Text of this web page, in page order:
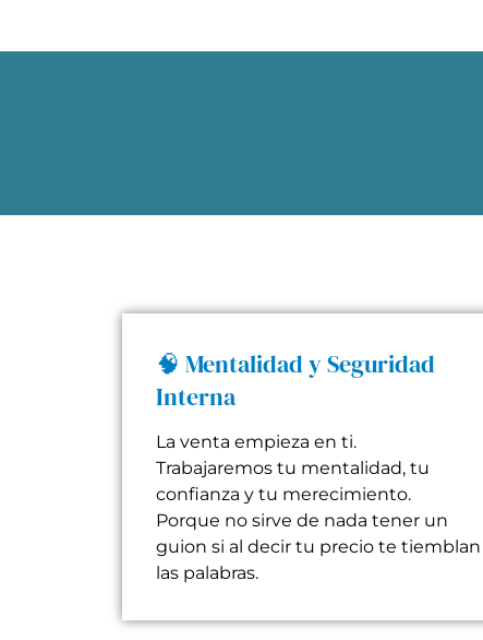
🧠 Mentalidad y Seguridad
Interna
La venta empieza en ti.
Trabajaremos tu mentalidad, tu
confianza y tu merecimiento.
Porque no sirve de nada tener un
guion si al decir tu precio te tiemblan
las palabras.